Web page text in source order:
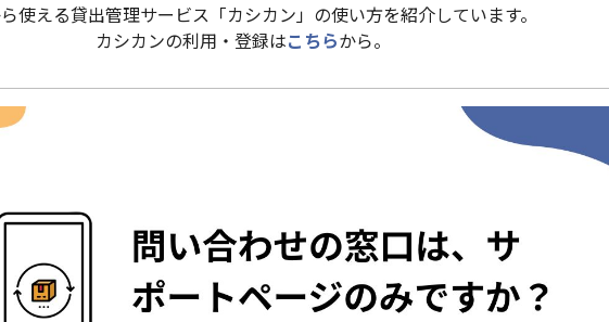
使える貸出管理サービス「カシカン」の使い方を紹介しています。
カシカンの利用・登録はこちらから。